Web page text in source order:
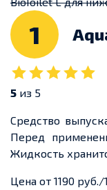
1
5 из 5
Средство
Перед
Жидкость
Цена от 1190 руб./